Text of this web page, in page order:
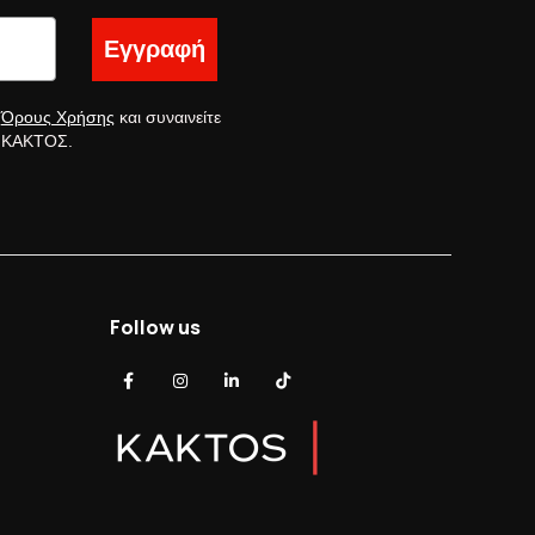
Εγγραφή
Όρους Χρήσης και συναινείτε
ΚΑΚΤΟΣ.
Follow us